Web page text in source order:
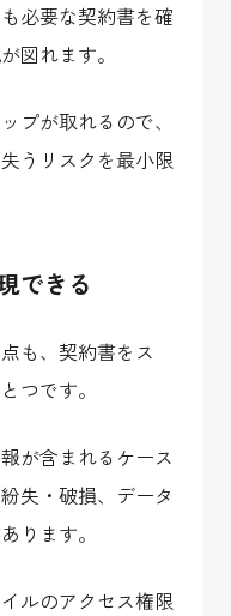
必要な契約書を確
図れます。
プが取れるので、
うリスクを最小限
できる
も、契約書をス
つです。
が含まれるケース
失・破損、データ
ります。
ルのアクセス権限